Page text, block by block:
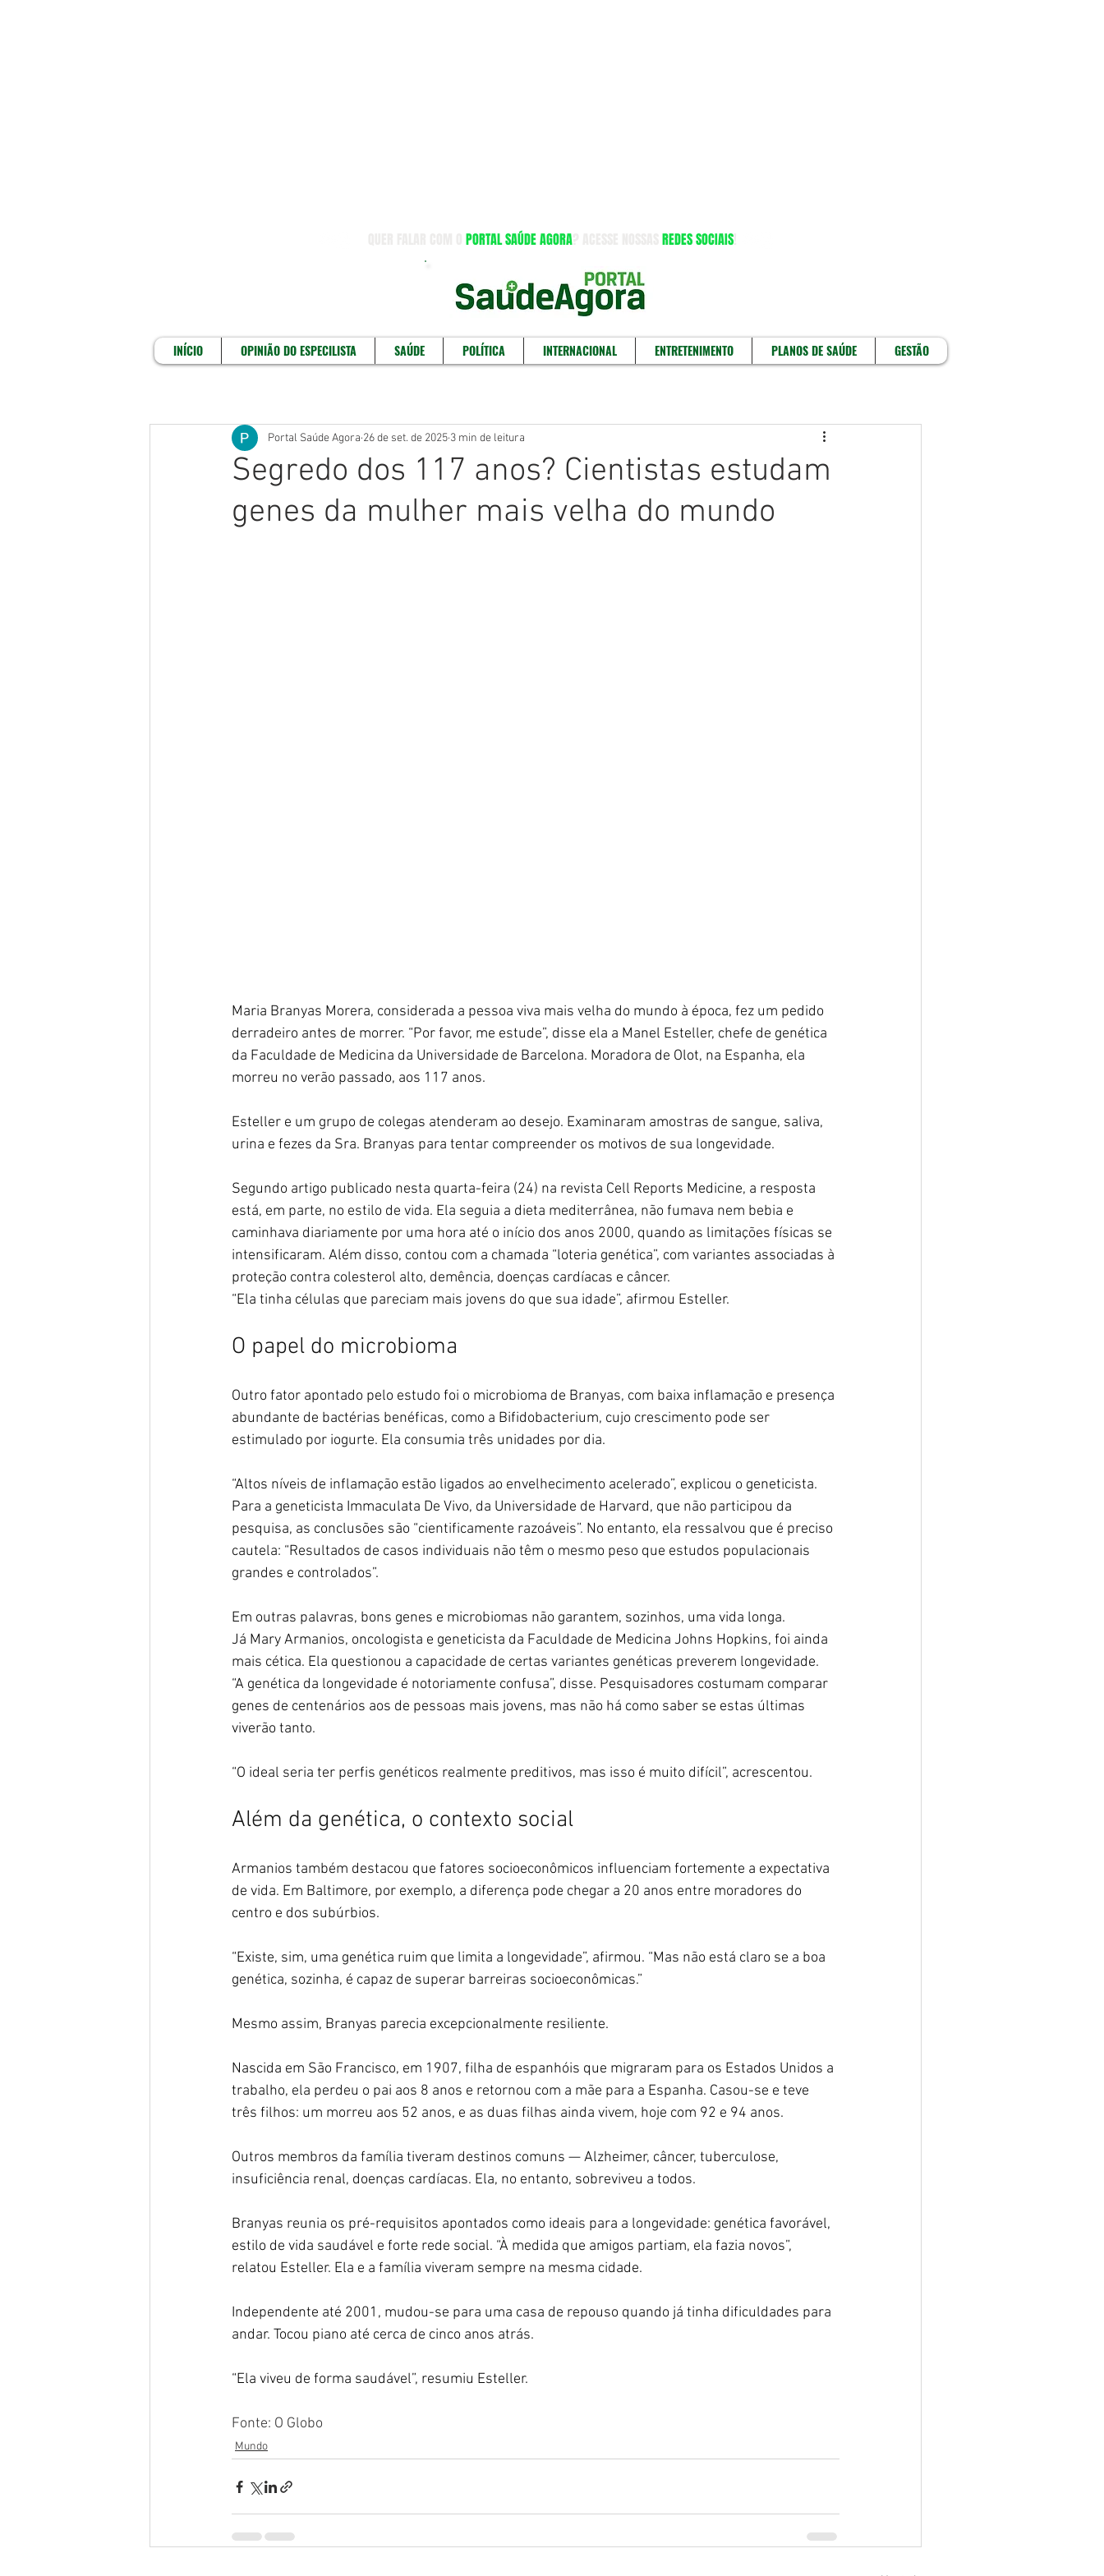
PORTAL SAÚDE AGORA? ACESSE NOSSAS REDES SOCIAIS!
INÍCIO
INÍCIO OPINIÃO DO ESPECILISTA SAÚDE POLÍTICA INTERNACIONAL ENTRETENIMENTO PLANOS DE SAÚDE GESTÃO
Segredo dos 117 anos? Cientistas estudam
genes da mulher mais velha do mundo
Portal Saúde Agora 26 de set. de 2025 3 min de leitura
Maria Branyas Morera, considerada a pessoa viva mais velha do mundo à época, fez um pedido
derradeiro antes de morrer. “Por favor, me estude”, disse ela a Manel Esteller, chefe de genética
da Faculdade de Medicina da Universidade de Barcelona. Moradora de Olot, na Espanha, ela
morreu no verão passado, aos 117 anos.
Esteller e um grupo de colegas atenderam ao desejo. Examinaram amostras de sangue, saliva,
urina e fezes da Sra. Branyas para tentar compreender os motivos de sua longevidade.
Segundo artigo publicado nesta quarta-feira (24) na revista Cell Reports Medicine, a resposta
está, em parte, no estilo de vida. Ela seguia a dieta mediterrânea, não fumava nem bebia e
caminhava diariamente por uma hora até o início dos anos 2000, quando as limitações físicas se
intensificaram. Além disso, contou com a chamada “loteria genética”, com variantes associadas à
proteção contra colesterol alto, demência, doenças cardíacas e câncer.
“Ela tinha células que pareciam mais jovens do que sua idade”, afirmou Esteller.
O papel do microbioma
Outro fator apontado pelo estudo foi o microbioma de Branyas, com baixa inflamação e presença
abundante de bactérias benéficas, como a Bifidobacterium, cujo crescimento pode ser
estimulado por iogurte. Ela consumia três unidades por dia.
“Altos níveis de inflamação estão ligados ao envelhecimento acelerado”, explicou o geneticista.
Para a geneticista Immaculata De Vivo, da Universidade de Harvard, que não participou da
pesquisa, as conclusões são “cientificamente razoáveis”. No entanto, ela ressalvou que é preciso
cautela: “Resultados de casos individuais não têm o mesmo peso que estudos populacionais
grandes e controlados”.
Em outras palavras, bons genes e microbiomas não garantem, sozinhos, uma vida longa.
Já Mary Armanios, oncologista e geneticista da Faculdade de Medicina Johns Hopkins, foi ainda
mais cética. Ela questionou a capacidade de certas variantes genéticas preverem longevidade.
“A genética da longevidade é notoriamente confusa”, disse. Pesquisadores costumam comparar
genes de centenários aos de pessoas mais jovens, mas não há como saber se estas últimas
viverão tanto.
“O ideal seria ter perfis genéticos realmente preditivos, mas isso é muito difícil”, acrescentou.
Além da genética, o contexto social
Armanios também destacou que fatores socioeconômicos influenciam fortemente a expectativa
de vida. Em Baltimore, por exemplo, a diferença pode chegar a 20 anos entre moradores do
centro e dos subúrbios.
“Existe, sim, uma genética ruim que limita a longevidade”, afirmou. “Mas não está claro se a boa
genética, sozinha, é capaz de superar barreiras socioeconômicas.”
Mesmo assim, Branyas parecia excepcionalmente resiliente.
Nascida em São Francisco, em 1907, filha de espanhóis que migraram para os Estados Unidos a
trabalho, ela perdeu o pai aos 8 anos e retornou com a mãe para a Espanha. Casou-se e teve
três filhos: um morreu aos 52 anos, e as duas filhas ainda vivem, hoje com 92 e 94 anos.
Outros membros da família tiveram destinos comuns — Alzheimer, câncer, tuberculose,
insuficiência renal, doenças cardíacas. Ela, no entanto, sobreviveu a todos.
Branyas reunia os pré-requisitos apontados como ideais para a longevidade: genética favorável,
estilo de vida saudável e forte rede social. “À medida que amigos partiam, ela fazia novos”,
relatou Esteller. Ela e a família viveram sempre na mesma cidade.
Independente até 2001, mudou-se para uma casa de repouso quando já tinha dificuldades para
andar. Tocou piano até cerca de cinco anos atrás.
“Ela viveu de forma saudável”, resumiu Esteller.
Fonte: O Globo
Mundo